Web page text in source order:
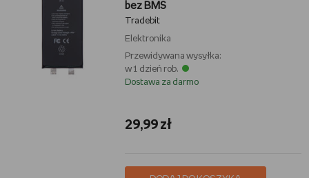
bez BMS
Tradebit
Elektronika
Przewidywana wysyłka:
w 1 dzień rob.
Dostawa za darmo
29,99 zł